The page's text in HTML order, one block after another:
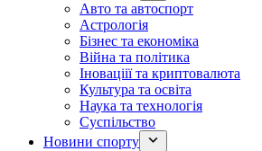
Авто та автоспорт
Астрологія
Бізнес та економіка
Війна та політика
Іноваціії та криптовалюта
Культура та освіта
Наука та технологія
Суспільство
Новини спорту